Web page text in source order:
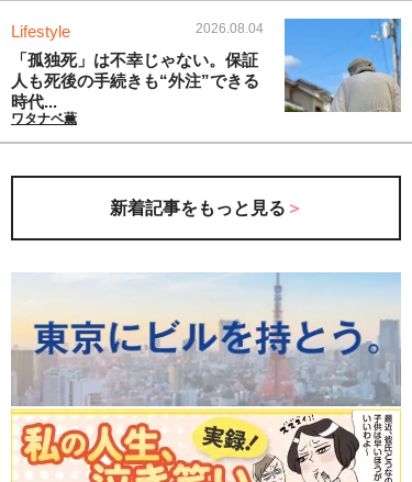
Lifestyle 2026.08.04
「孤独死」は不幸じゃない。保証
人も死後の手続きも“外注”できる
時代...
ワタナベ薫
新着記事をもっと見る